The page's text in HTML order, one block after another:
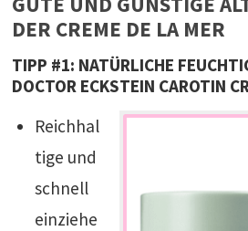
DER CREME DE LA MER
TIPP #1: NATÜRLICHE
DOCTOR ECKSTEIN CAROTIN
Reichhal
tige und
schnell
einziehe